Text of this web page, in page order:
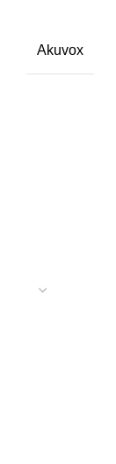
Akuvox